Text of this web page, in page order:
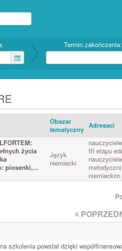
Termin zakończenia:
Obszar
tematyczny Adresaci
życia
piosenki,...
Język
niemiecki
III etapu
niemieckim
szkolenia powstał dzięki